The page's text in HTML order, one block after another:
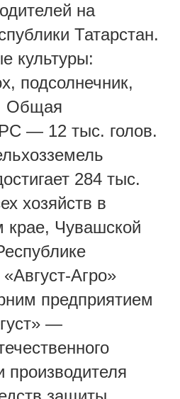
на
Татарстан.
культуры:
подсолнечник,
Общая
— 12 тыс. голов.
284 тыс.
хозяйств в
крае, Чувашской
Агро»
предприятием
—
производителя